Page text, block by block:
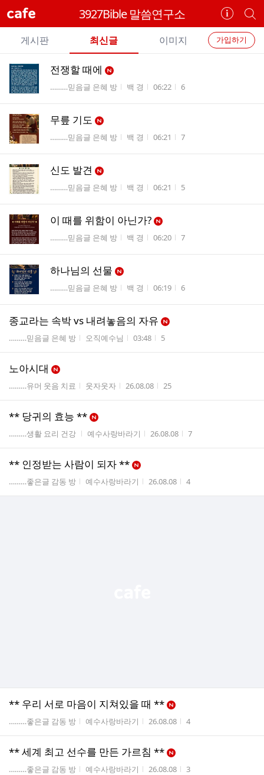
cafe 3927Bible 말씀연구소
카
페
정
보
개
별
카
페
카
페
메
뉴
가입하기
게시판 최신글 이미지
전
체
글
리
전쟁할 때에
게시판명
………믿음글 은혜 방 작성자
백 경 작성시간
06:22 조회수
6
무릎 기도
게시판명
………믿음글 은혜 방 작성자
백 경 작성시간
06:21 조회수
7
신도 발견
게시판명
………믿음글 은혜 방 작성자
백 경 작성시간
06:21 조회수
5
이 때를 위함이 아닌가?
게시판명
………믿음글 은혜 방 작성자
백 경 작성시간
06:20 조회수
7
하나님의 선물
게시판명
………믿음글 은혜 방 작성자
백 경 작성시간
06:19 조회수
6
종교라는 속박 vs 내려놓음의 자유
게시판명
………믿음글 은혜 방 작성자
오직예수님 작성시간
03:48 조회수
5
노아시대
게시판명
………유머 웃음 치료 작성자
웃자웃자 작성시간
26.08.08 조회수
25
** 당귀의 효능 **
게시판명
………생활 요리 건강 작성자
예수사랑바라기 작성시간
26.08.08 조회수
7
** 인정받는 사람이 되자 **
게시판명
………좋은글 감동 방 작성자
예수사랑바라기 작성시간
26.08.08 조회수
4
** 우리 서로 마음이 지쳐있을 때 **
게시판명
………좋은글 감동 방 작성자
예수사랑바라기 작성시간
26.08.08 조회수
4
** 세계 최고 선수를 만든 가르침 **
게시판명
………좋은글 감동 방 작성자
예수사랑바라기 작성시간
26.08.08 조회수
3